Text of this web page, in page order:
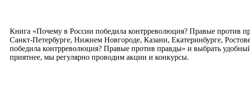
Книга «Почему в России победила контрреволюция? Правые против
Санкт-Петербурге, Нижнем Новгороде, Казани, Екатеринбурге,
победила контрреволюция? Правые против правды» и выбрать
приятнее, мы регулярно проводим акции и конкурсы.